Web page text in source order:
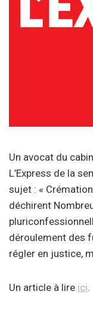
Un avocat du
L’Express de la
sujet : «
déchirent
déroulement des
régler en justice,
Un article à lire ici.